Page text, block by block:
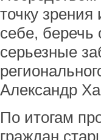
точку
себе, беречь
серьезные
Александр
По итогам
граждан